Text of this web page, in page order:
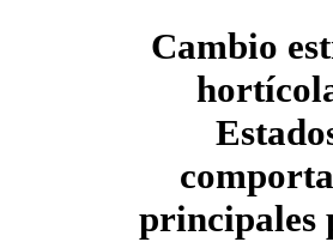
Cambio
principales